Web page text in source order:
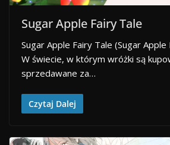
Sugar Apple Fairy Tale
Sugar Apple Fairy Tale (Sugar Apple
W świecie, w którym wróżki są
sprzedawane za…
Czytaj Dalej